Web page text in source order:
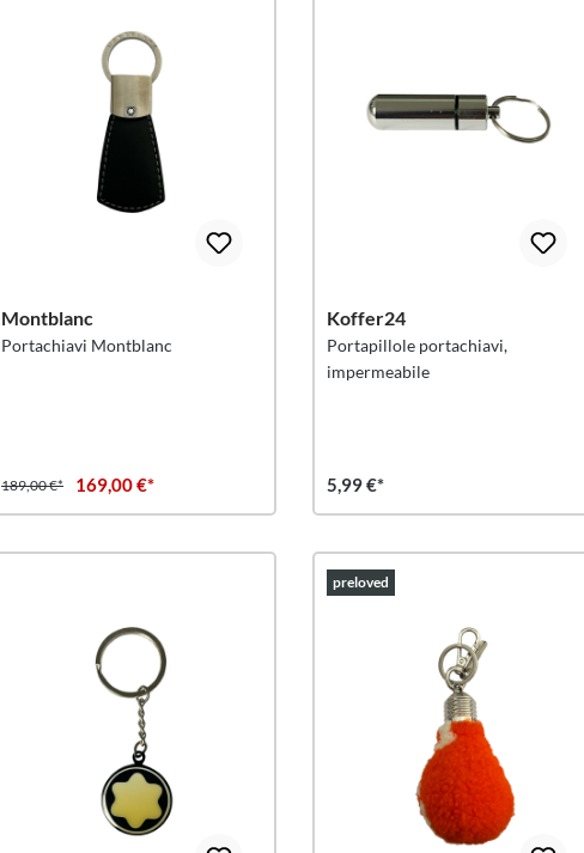
Montblanc
Portachiavi Montblanc
189,00 €* 169,00 €*
Koffer24
Portapillole portachiavi,
impermeabile
5,99 €*
preloved